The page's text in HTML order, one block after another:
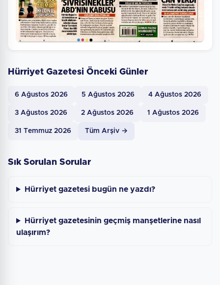
Hürriyet Gazetesi Önceki Günler
6 Ağustos 2026 5 Ağustos 2026 4 Ağustos 2026
3 Ağustos 2026 2 Ağustos 2026 1 Ağustos 2026
31 Temmuz 2026 Tüm Arşiv →
Sık Sorulan Sorular
Hürriyet gazetesi bugün ne yazdı?
Hürriyet gazetesinin geçmiş manşetlerine nasıl
ulaşırım?